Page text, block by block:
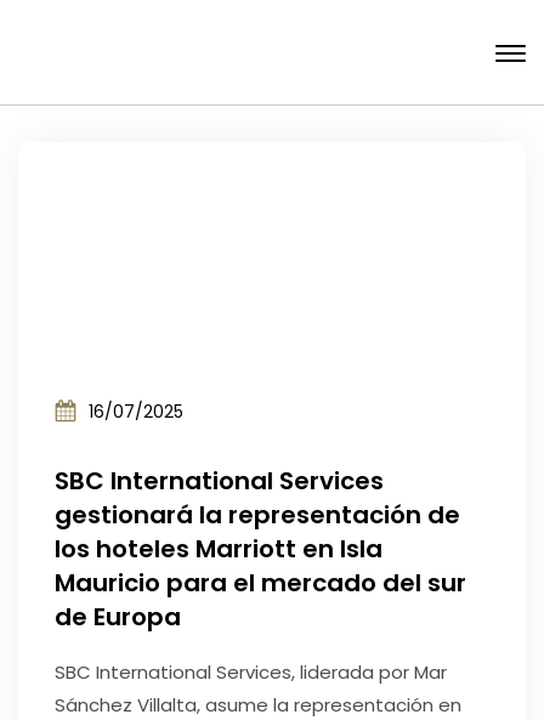
16/07/2025
SBC International Services
gestionará la representación de
los hoteles Marriott en Isla
Mauricio para el mercado del sur
de Europa
SBC International Services, liderada por Mar
Sánchez Villalta, asume la representación en